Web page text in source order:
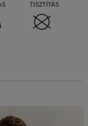
TISZTÍTÁS